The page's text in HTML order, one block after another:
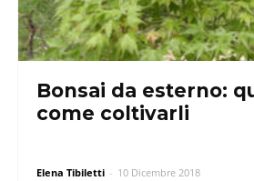
Bonsai da esterno:
come coltivarli
Elena Tibiletti - 10 Dicembre 2018